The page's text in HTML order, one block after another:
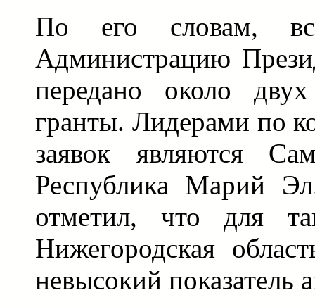
По его словам,
Администрацию
передано около
гранты. Лидерами по
заявок являются
Республика Марий
отметил, что для
Нижегородская
невысокий показатель